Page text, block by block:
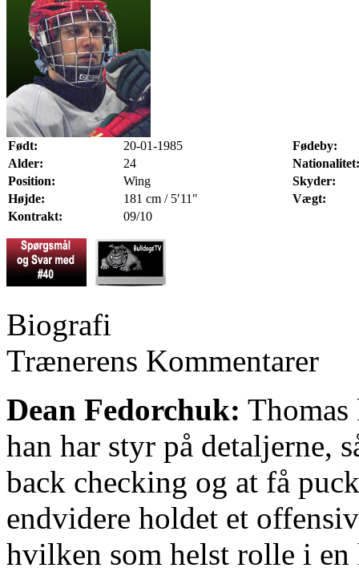
Født: 20-01-1985
Fødeby:
Alder:
24
Nationalitet:
Position:
Wing
Skyder:
Højde:
181 cm / 5′11"
Vægt:
Kontrakt:
09/10
Biografi
Trænerens Kommentarer
Dean Fedorchuk:
han har styr på detaljerne,
back checking og at få
endvidere holdet et
hvilken som helst rolle i